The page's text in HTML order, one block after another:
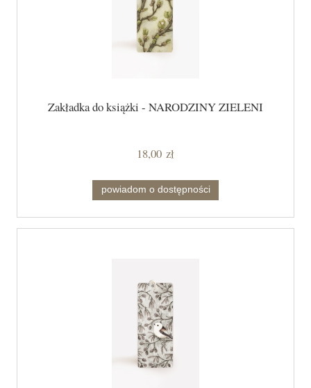
Zakładka do książki - NARODZINY ZIELENI
18,00 zł
powiadom o dostępności